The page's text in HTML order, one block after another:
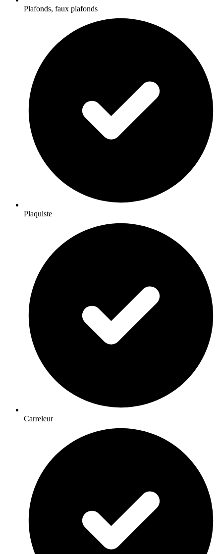
Plafonds, faux plafonds
Plaquiste
Carreleur